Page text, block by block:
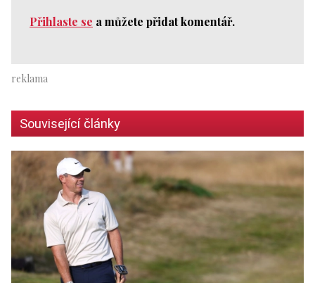
Přihlaste se a můžete přidat komentář.
Související články